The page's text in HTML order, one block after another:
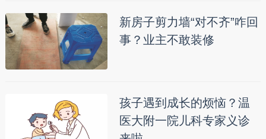
新房子剪力墙“对不齐”咋回
事？业主不敢装修
孩子遇到成长的烦恼？温
医大附一院儿科专家义诊